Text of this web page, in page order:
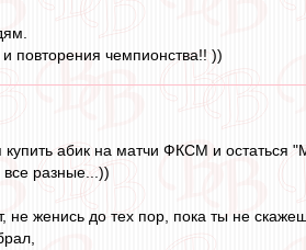
повторения чемпионства!! ))
абик на матчи ФКСМ и остаться
разные...))
не женись до тех пор, пока ты не